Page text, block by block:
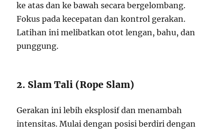
ke atas dan ke bawah secara bergelombang.
Fokus pada kecepatan dan kontrol gerakan.
Latihan ini melibatkan otot lengan, bahu, dan
punggung.
2. Slam Tali (Rope Slam)
Gerakan ini lebih eksplosif dan menambah
intensitas. Mulai dengan posisi berdiri dengan